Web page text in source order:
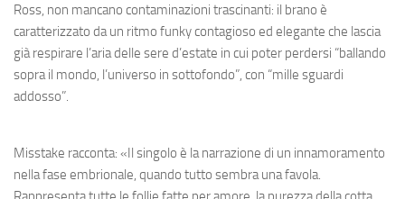
Ross, non mancano contaminazioni trascinanti: il brano è
caratterizzato da un ritmo funky contagioso ed elegante che lascia
già respirare l’aria delle sere d’estate in cui poter perdersi “ballando
sopra il mondo, l’universo in sottofondo”, con “mille sguardi
addosso”.
Misstake racconta: «Il singolo è la narrazione di un innamoramento
nella fase embrionale, quando tutto sembra una favola.